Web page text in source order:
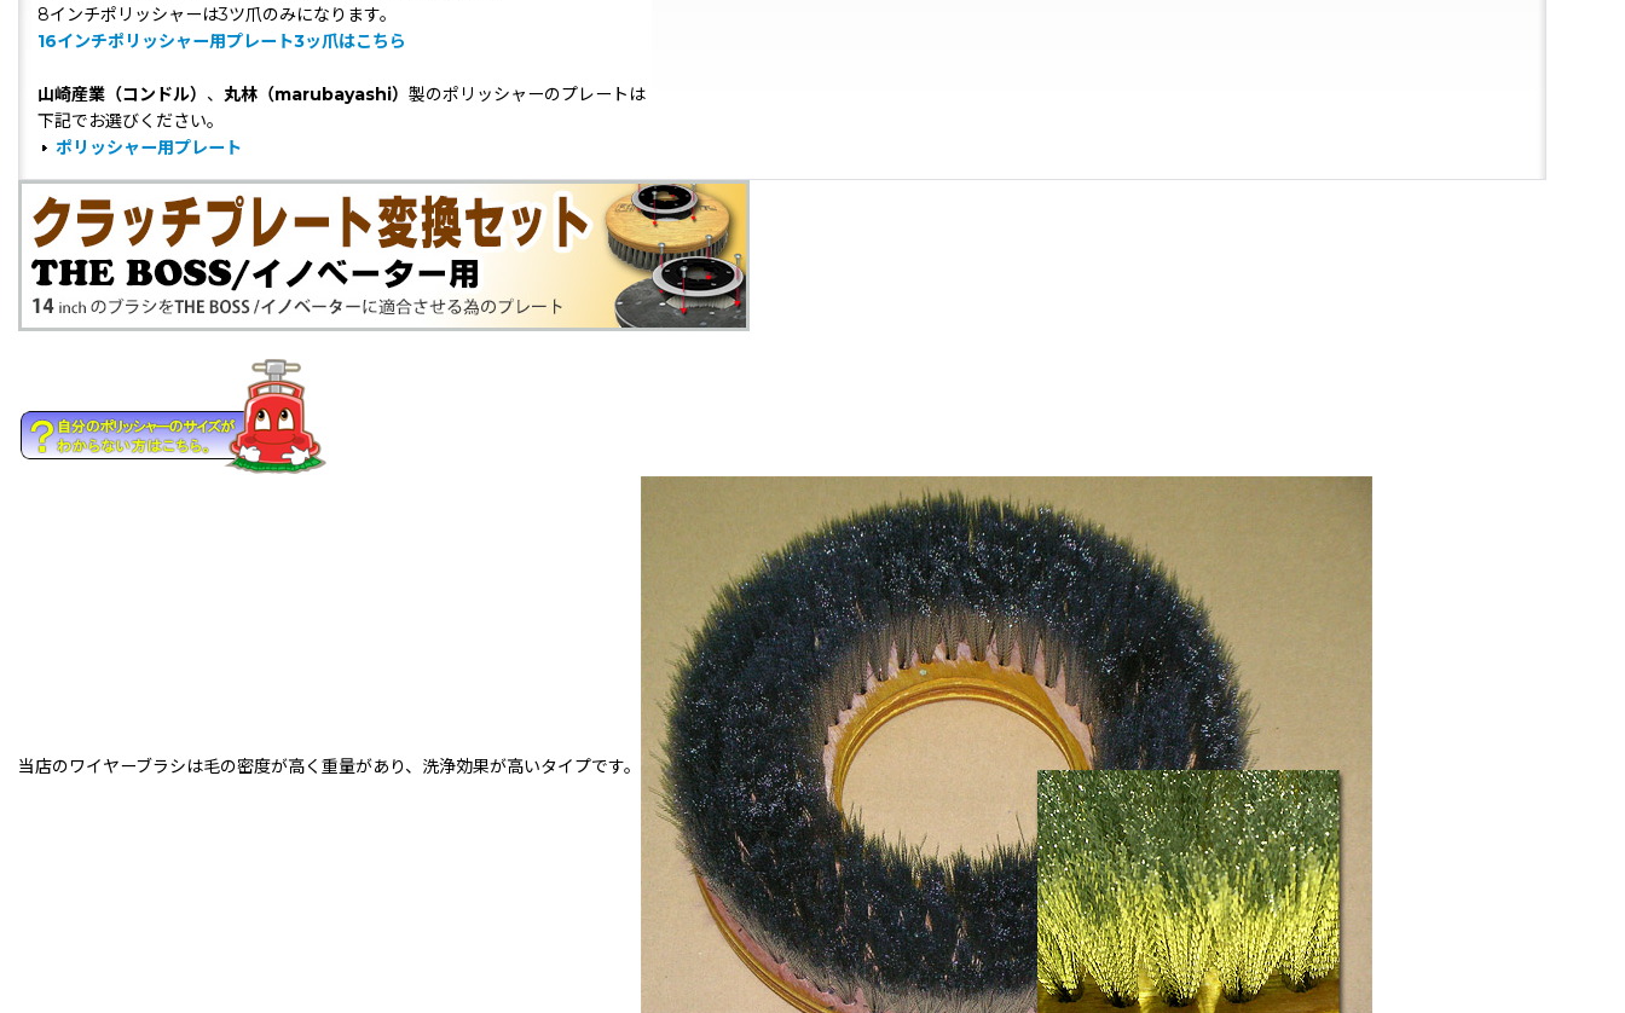
8インチポリッシャーは3ツ爪のみになります。
16インチポリッシャー用プレート3ッ爪はこちら
山崎産業（コンドル） 、 丸林（marubayashi） 製のポリッシャーのプレートは
下記でお選びください。
ポリッシャー用プレート
当店のワイヤーブラシは毛の密度が高く重量があり、洗浄効果が高いタイプです。